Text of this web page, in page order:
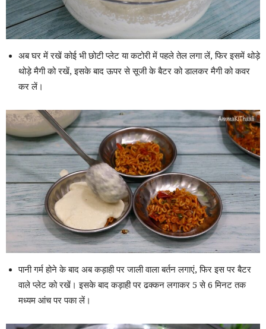
अब घर में रखें कोई भी छोटी प्लेट या कटोरी में पहले तेल लगा लें, फिर इसमें थोड़े
थोड़े मैगी को रखें, इसके बाद ऊपर से सूजी के बैटर को डालकर मैगी को कवर
कर लें।
पानी गर्म होने के बाद अब कड़ाही पर जाली वाला बर्तन लगाएं, फिर इस पर बैटर
वाले प्लेट को रखें। इसके बाद कड़ाही पर ढक्कन लगाकर 5 से 6 मिनट तक
मध्यम आंच पर पका लें।